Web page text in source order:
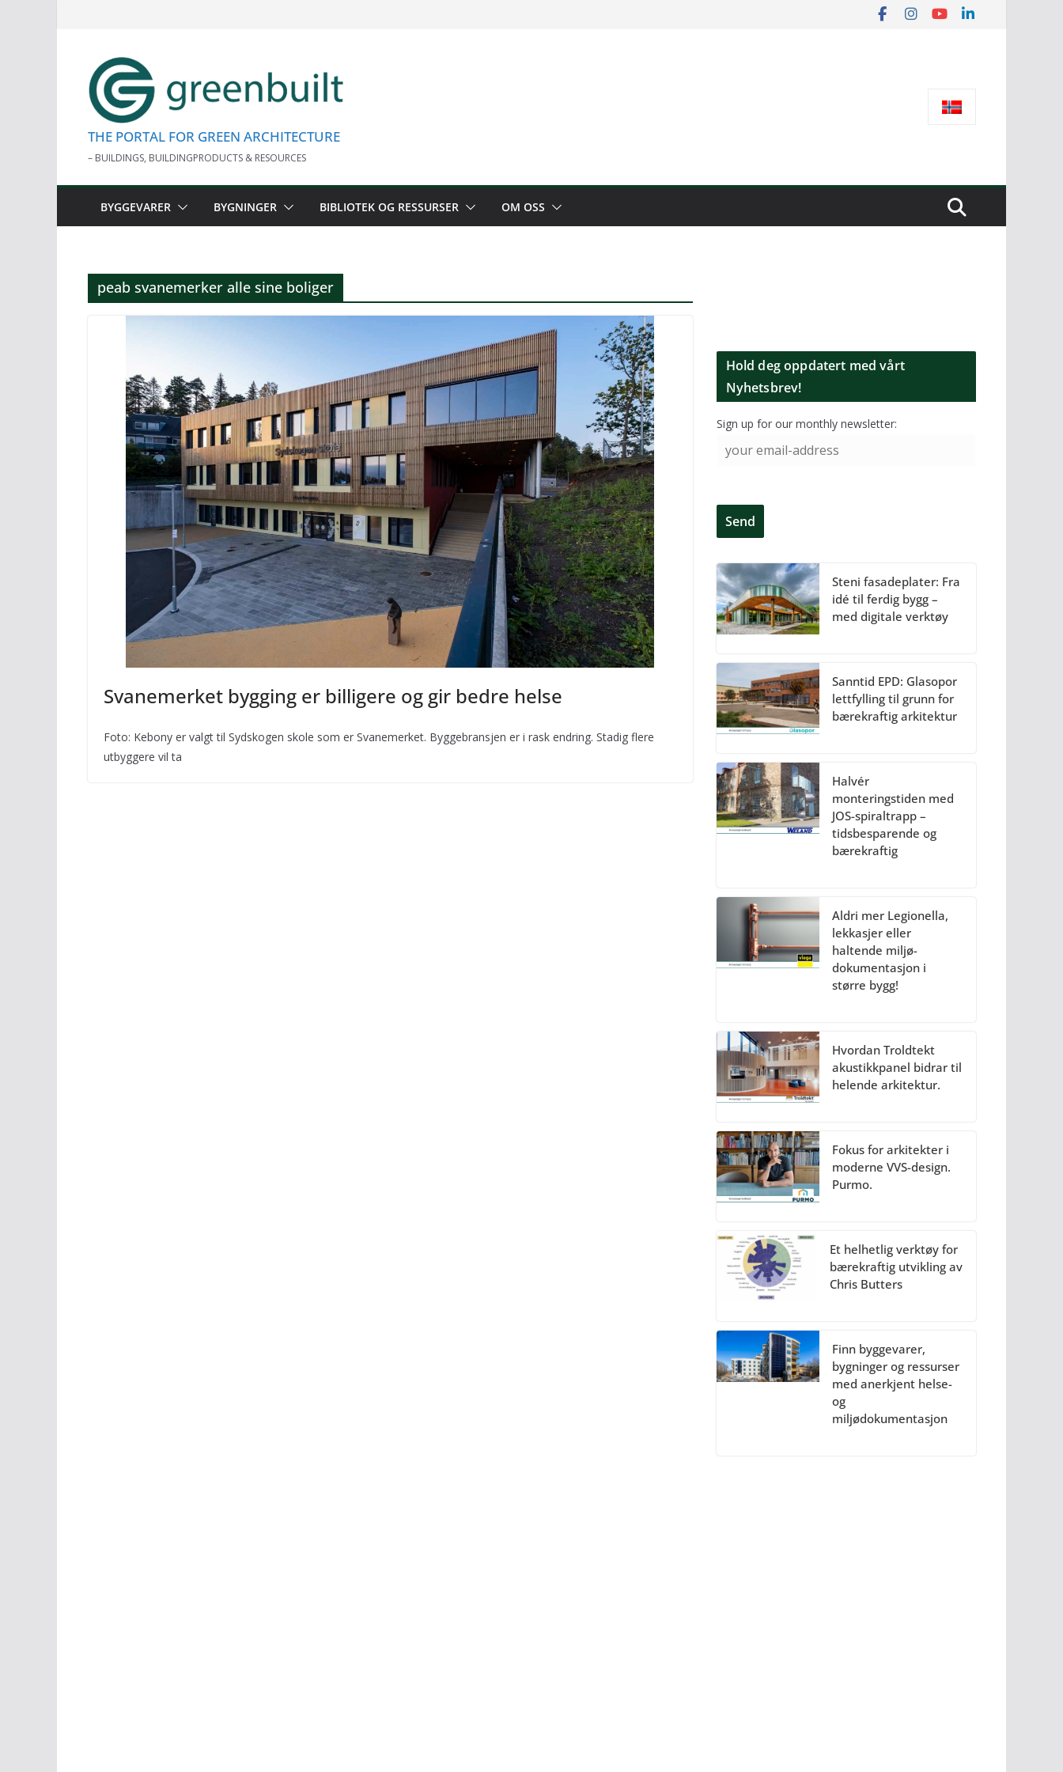
THE PORTAL FOR GREEN ARCHITECTURE
– BUILDINGS, BUILDINGPRODUCTS & RESOURCES
BYGGEVARER BYGNINGER BIBLIOTEK OG RESSURSER OM OSS
peab svanemerker alle sine boliger
Svanemerket bygging er billigere og gir bedre helse
Foto: Kebony er valgt til Sydskogen skole som er Svanemerket. Byggebransjen er i rask endring. Stadig flere
utbyggere vil ta
Hold deg oppdatert med vårt
Nyhetsbrev!
Sign up for our monthly newsletter:
Steni fasadeplater: Fra
idé til ferdig bygg –
med digitale verktøy
Sanntid EPD: Glasopor
lettfylling til grunn for
bærekraftig arkitektur
Halvér
monteringstiden med
JOS-spiraltrapp –
tidsbesparende og
bærekraftig
Aldri mer Legionella,
lekkasjer eller
haltende miljø-
dokumentasjon i
større bygg!
Hvordan Troldtekt
akustikkpanel bidrar til
helende arkitektur.
Fokus for arkitekter i
moderne VVS-design.
Purmo.
Et helhetlig verktøy for
bærekraftig utvikling av
Chris Butters
Finn byggevarer,
bygninger og ressurser
med anerkjent helse-
og
miljødokumentasjon